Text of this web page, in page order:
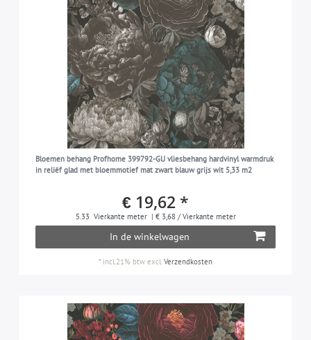
Bloemen behang Profhome 399792-GU vliesbehang hardvinyl warmdruk
in reliëf glad met bloemmotief mat zwart blauw grijs wit 5,33 m2
€ 19,62 *
5.33 Vierkante meter | € 3,68 / Vierkante meter
In de winkelwagen
* incl.21% btw excl.Verzendkosten